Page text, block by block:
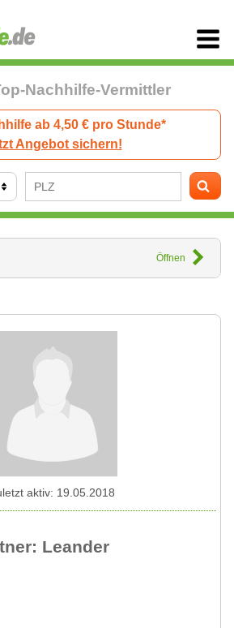
Nachhilfe-Vermittler
ab 4,50 € pro Stunde*
Angebot sichern!
Öffnen
Leander
aktiv: 19.05.2018